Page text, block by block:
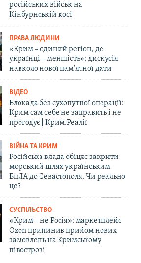
російських військ на
Кінбурнській косі
ПРАВА ЛЮДИНИ
«Крим – єдиний регіон, де
українці – меншість»: дискусія
навколо нової пам'ятної дати
ВІДЕО
Блокада без сухопутної операції:
Крим сам себе не заправить і не
прогодує | Крим.Реалії
ВІЙНА ТА КРИМ
Російська влада обіцяє закрити
морський шлях українським
БпЛА до Севастополя. Чи реально
це?
СУСПІЛЬСТВО
«Крим – не Росія»: маркетплейс
Ozon припинив прийом нових
замовлень на Кримському
півострові